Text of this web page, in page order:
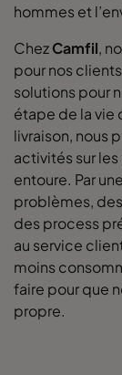
hommes et
ChezCamfil,
pour nos
solutions pour
étape de la vie
livraison, nous
activités sur
entoure. Par
problèmes,
des process
au service
moins
faire pour que
propre.